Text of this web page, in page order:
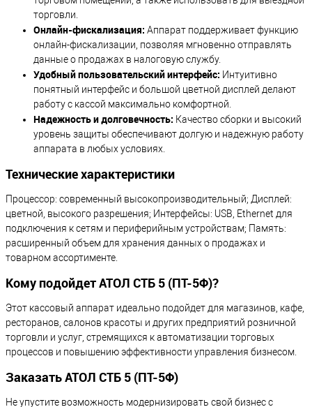
торговли.
Онлайн-фискализация: Аппарат поддерживает функцию
онлайн-фискализации, позволяя мгновенно отправлять
данные о продажах в налоговую службу.
Удобный пользовательский интерфейс: Интуитивно
понятный интерфейс и большой цветной дисплей делают
работу с кассой максимально комфортной.
Надежность и долговечность: Качество сборки и высокий
уровень защиты обеспечивают долгую и надежную работу
аппарата в любых условиях.
Технические характеристики
Процессор: современный высокопроизводительный; Дисплей:
цветной, высокого разрешения; Интерфейсы: USB, Ethernet для
подключения к сетям и периферийным устройствам; Память:
расширенный объем для хранения данных о продажах и
товарном ассортименте.
Кому подойдет АТОЛ СТБ 5 (ПТ-5Ф)?
Этот кассовый аппарат идеально подойдет для магазинов, кафе,
ресторанов, салонов красоты и других предприятий розничной
торговли и услуг, стремящихся к автоматизации торговых
процессов и повышению эффективности управления бизнесом.
Заказать АТОЛ СТБ 5 (ПТ-5Ф)
Не упустите возможность модернизировать свой бизнес с